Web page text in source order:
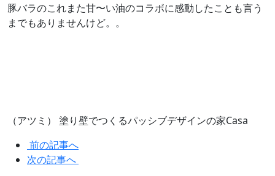
豚バラのこれまた甘〜い油のコラボに感動したことも言う
までもありませんけど。。
（アツミ） 塗り壁でつくるパッシブデザインの家Casa
前の記事へ
次の記事へ